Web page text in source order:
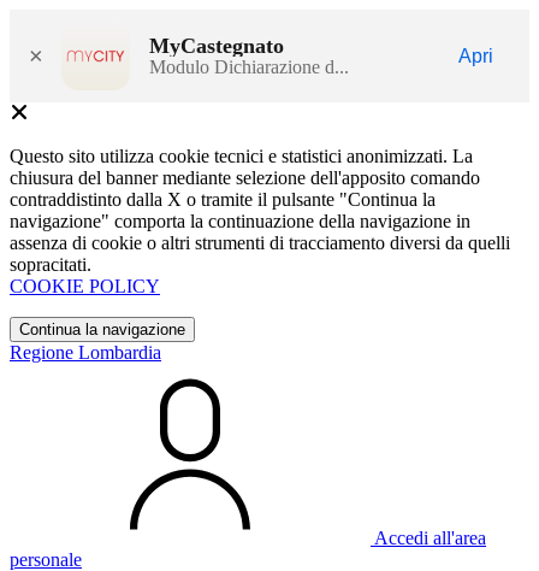
× MyCastegnato
Modulo Dichiarazione d...
Apri
Questo sito utilizza cookie tecnici e statistici anonimizzati. La
chiusura del banner mediante selezione dell'apposito comando
contraddistinto dalla X o tramite il pulsante "Continua la
navigazione" comporta la continuazione della navigazione in
assenza di cookie o altri strumenti di tracciamento diversi da quelli
sopracitati.
COOKIE POLICY
Continua la navigazione
Regione Lombardia
Accedi all'area
personale